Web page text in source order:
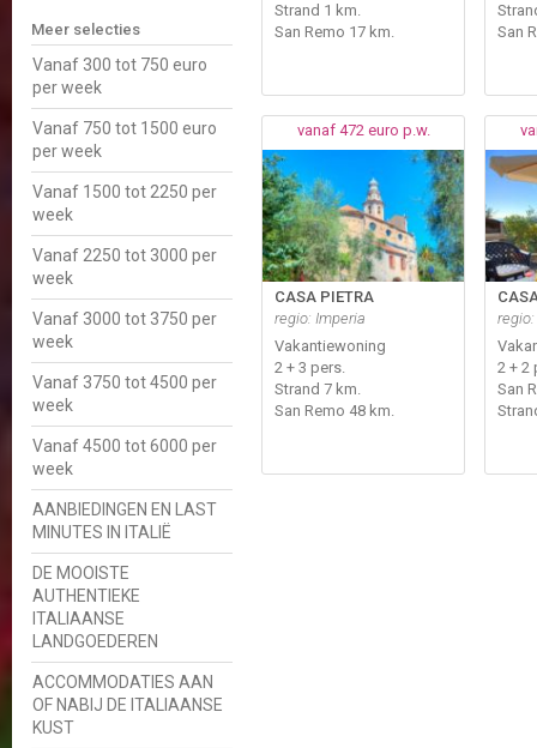
Meer selecties
Vanaf 300 tot 750 euro
per week
Vanaf 750 tot 1500 euro
per week
Vanaf 1500 tot 2250 per
week
Vanaf 2250 tot 3000 per
week
Vanaf 3000 tot 3750 per
week
Vanaf 3750 tot 4500 per
week
Vanaf 4500 tot 6000 per
week
AANBIEDINGEN EN LAST
MINUTES IN ITALIË
DE MOOISTE
AUTHENTIEKE
ITALIAANSE
LANDGOEDEREN
ACCOMMODATIES AAN
OF NABIJ DE ITALIAANSE
KUST
Strand 1 km.
San Remo 17 km.
San
vanaf 472 euro p.w.
CASA PIETRA
regio: Imperia
Vakantiewoning
2 + 3 pers.
Strand 7 km.
San Remo 48 km.
2 + 2
San